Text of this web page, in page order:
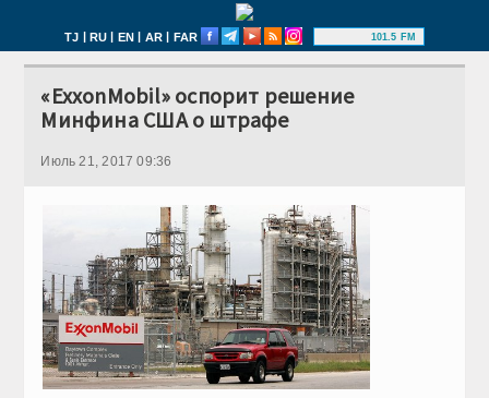
TJ | RU | EN | AR | FAR 101.5 FM
«ExxonMobil» оспорит решение
Минфина США о штрафе
Июль 21, 2017 09:36